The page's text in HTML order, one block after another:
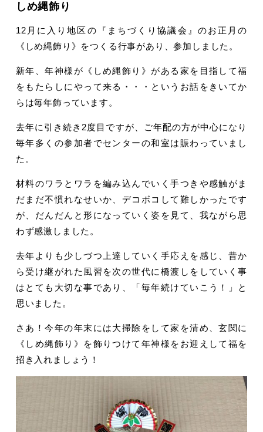
しめ縄飾り
12月に入り地区の『まちづくり協議会』のお正月の
《しめ縄飾り》をつくる行事があり、参加しました。
新年、年神様が《しめ縄飾り》がある家を目指して福
をもたらしにやって来る・・・というお話をきいてか
らは毎年飾っています。
去年に引き続き2度目ですが、ご年配の方が中心になり
毎年多くの参加者でセンターの和室は賑わっていまし
た。
材料のワラとワラを編み込んでいく手つきや感触がま
だまだ不慣れなせいか、デコボコして難しかったです
が、だんだんと形になっていく姿を見て、我ながら思
わず感激しました。
去年よりも少しづつ上達していく手応えを感じ、昔か
ら受け継がれた風習を次の世代に橋渡しをしていく事
はとても大切な事であり、「毎年続けていこう！」と
思いました。
さあ！今年の年末には大掃除をして家を清め、玄関に
《しめ縄飾り》を飾りつけて年神様をお迎えして福を
招き入れましょう！